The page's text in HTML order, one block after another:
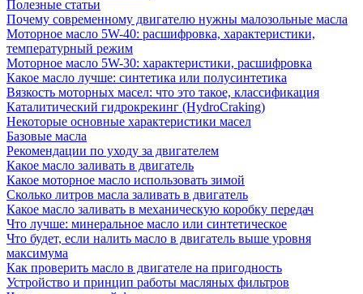
Полезные статьи
Почему современному двигателю нужны малозольные масла
Моторное масло 5W-40: расшифровка, характеристики,
температурный режим
Моторное масло 5W-30: характеристики, расшифровка
Какое масло лучше: синтетика или полусинтетика
Вязкость моторных масел: что это такое, классификация
Каталитический гидрокрекинг (НydroСraking)
Некоторые основные характеристики масел
Базовые масла
Рекомендации по уходу за двигателем
Какое масло заливать в двигатель
Какое моторное масло использовать зимой
Сколько литров масла заливать в двигатель
Какое масло заливать в механическую коробку передач
Что лучше: минеральное масло или синтетическое
Что будет, если налить масло в двигатель выше уровня
максимума
Как проверить масло в двигателе на пригодность
Устройство и принцип работы масляных фильтров